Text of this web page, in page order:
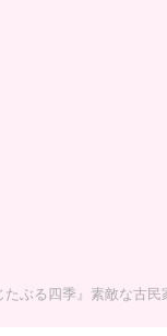
ぶる四季』素敵な古民